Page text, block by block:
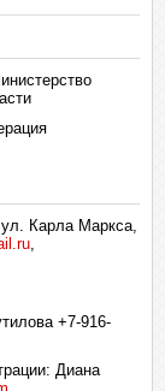
7557
7264
4080
3582
ул. Карла Маркса,
,
+7-916-
Диана